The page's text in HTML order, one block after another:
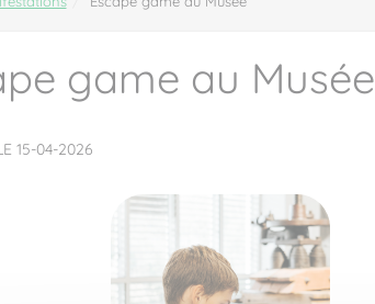
game au Musée
15-04-2026